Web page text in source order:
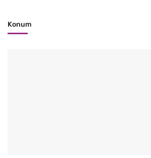
Konum